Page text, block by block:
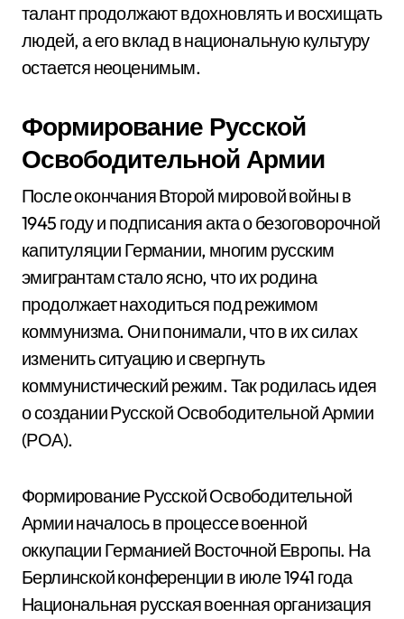
талант продолжают вдохновлять и восхищать
людей, а его вклад в национальную культуру
остается неоценимым.
Формирование Русской
Освободительной Армии
После окончания Второй мировой войны в
1945 году и подписания акта о безоговорочной
капитуляции Германии, многим русским
эмигрантам стало ясно, что их родина
продолжает находиться под режимом
коммунизма. Они понимали, что в их силах
изменить ситуацию и свергнуть
коммунистический режим. Так родилась идея
о создании Русской Освободительной Армии
(РОА).
Формирование Русской Освободительной
Армии началось в процессе военной
оккупации Германией Восточной Европы. На
Берлинской конференции в июле 1941 года
Национальная русская военная организация